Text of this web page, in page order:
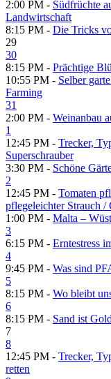
2:00 PM - Südfrüchte
Landwirtschaft
8:15 PM - Die Tricks
29
30
8:15 PM - Prächtige
10:55 PM - Selber
Farming
31
2:00 PM - Weinanbau
1
12:45 PM - Trecker,
Superschrauber
3:30 PM - Schöne
2
12:45 PM - Tomaten
pflegeleichter Strauch /​
1:00 PM - Malta –
3
6:15 PM - Erntestress
4
9:45 PM - Was sind
5
8:15 PM - Wo bleibt
6
8:15 PM - Sand ist
7
8
12:45 PM - Trecker,
retten